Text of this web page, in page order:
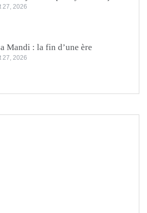
27, 2026
Mandi : la fin d’une ère
27, 2026